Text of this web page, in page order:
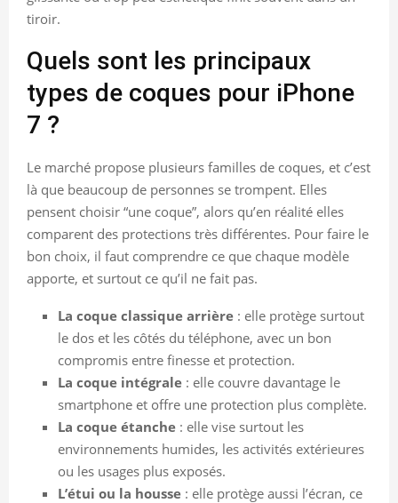
tiroir.
Quels sont les principaux
types de coques pour iPhone
7 ?
Le marché propose plusieurs familles de coques, et c’est
là que beaucoup de personnes se trompent. Elles
pensent choisir “une coque”, alors qu’en réalité elles
comparent des protections très différentes. Pour faire le
bon choix, il faut comprendre ce que chaque modèle
apporte, et surtout ce qu’il ne fait pas.
La coque classique arrière : elle protège surtout
le dos et les côtés du téléphone, avec un bon
compromis entre finesse et protection.
La coque intégrale : elle couvre davantage le
smartphone et offre une protection plus complète.
La coque étanche : elle vise surtout les
environnements humides, les activités extérieures
ou les usages plus exposés.
L’étui ou la housse : elle protège aussi l’écran, ce